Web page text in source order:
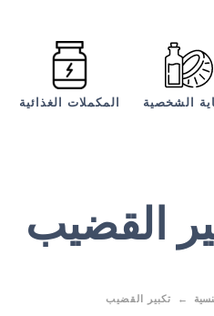
الشخصية المكملات الغذائية
القضيب
تكبير القضيب